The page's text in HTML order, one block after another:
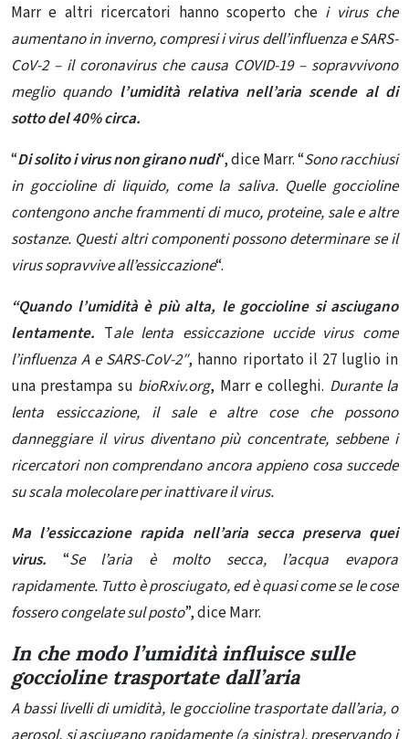
Marr e altri ricercatori hanno scoperto chei virus che
aumentano in inverno, compresi i virus dell’influenza e SARS-
CoV-2 – il coronavirus che causa COVID-19 – sopravvivono
meglio quando l’umidità relativa nell’aria scende al di
sotto del 40% circa.
“Di solito i virus non girano nudi“, dice Marr. “Sono racchiusi
in goccioline di liquido, come la saliva. Quelle goccioline
contengono anche frammenti di muco, proteine, sale e altre
sostanze. Questi altri componenti possono determinare se il
virus sopravvive all’essiccazione“.
“Quando l’umidità è più alta, le goccioline si asciugano
lentamente. Tale lenta essiccazione uccide viruscome
l’influenza A e SARS-CoV-2″, hanno riportato il 27 luglio in
una prestampa su bioRxiv.org, Marr e colleghi. Durante la
lenta essiccazione, il sale e altre cose che possono
danneggiare il virus diventano più concentrate, sebbene i
ricercatori non comprendano ancora appieno cosa succede
su scala molecolare per inattivare il virus.
Ma l’essiccazione rapida nell’aria secca preserva quei
virus. “Se l’aria è molto secca, l’acqua evapora
rapidamente. Tutto è prosciugato, ed è quasi come se le cose
fossero congelate sul posto”, dice Marr.
In che modo l’umidità influisce sulle
goccioline trasportate dall’aria
A bassi livelli di umidità, le goccioline trasportate dall’aria, o